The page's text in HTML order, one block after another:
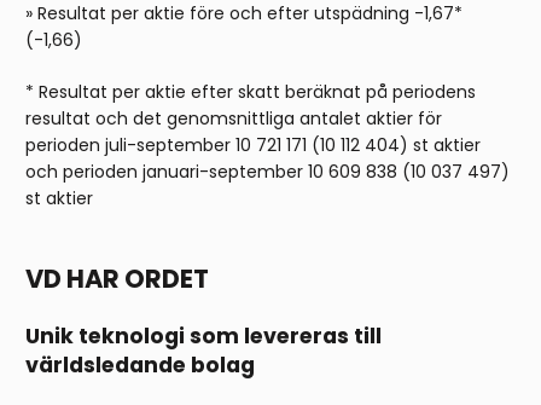
» Resultat per aktie före och efter utspädning -1,67*
(-1,66)
* Resultat per aktie efter skatt beräknat på periodens
resultat och det genomsnittliga antalet aktier för
perioden juli-september 10 721 171 (10 112 404) st aktier
och perioden januari-september 10 609 838 (10 037 497)
st aktier
VD HAR ORDET
Unik teknologi som levereras till
varldsledande bolag